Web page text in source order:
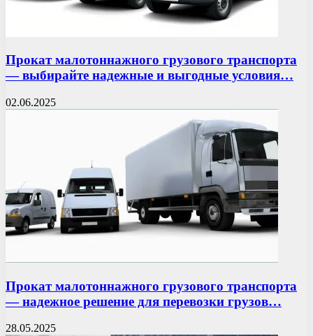
Прокат малотоннажного грузового транспорта
— выбирайте надежные и выгодные условия…
02.06.2025
Прокат малотоннажного грузового транспорта
— надежное решение для перевозки грузов…
28.05.2025